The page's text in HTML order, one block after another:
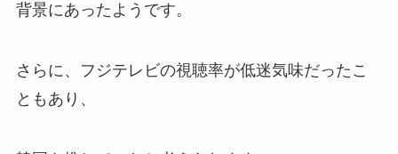
背景にあったようです。
さらに、フジテレビの視聴率が低迷気味だったこ
ともあり、